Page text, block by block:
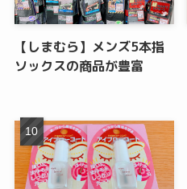
【しまむら】メンズ5本指
ソックスの商品が豊富